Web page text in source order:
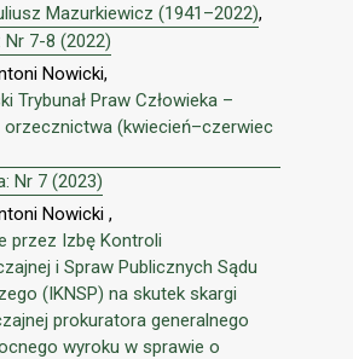
Mazurkiewicz (1941–2022),
Nr 7-8 (2022)
Nowicki,
Trybunał Praw Człowieka –
orzecznictwa (kwiecień–czerwiec
Nr 7 (2023)
Nowicki ,
przez Izbę Kontroli
i Spraw Publicznych Sądu
(IKNSP) na skutek skargi
prokuratora generalnego
wyroku w sprawie o